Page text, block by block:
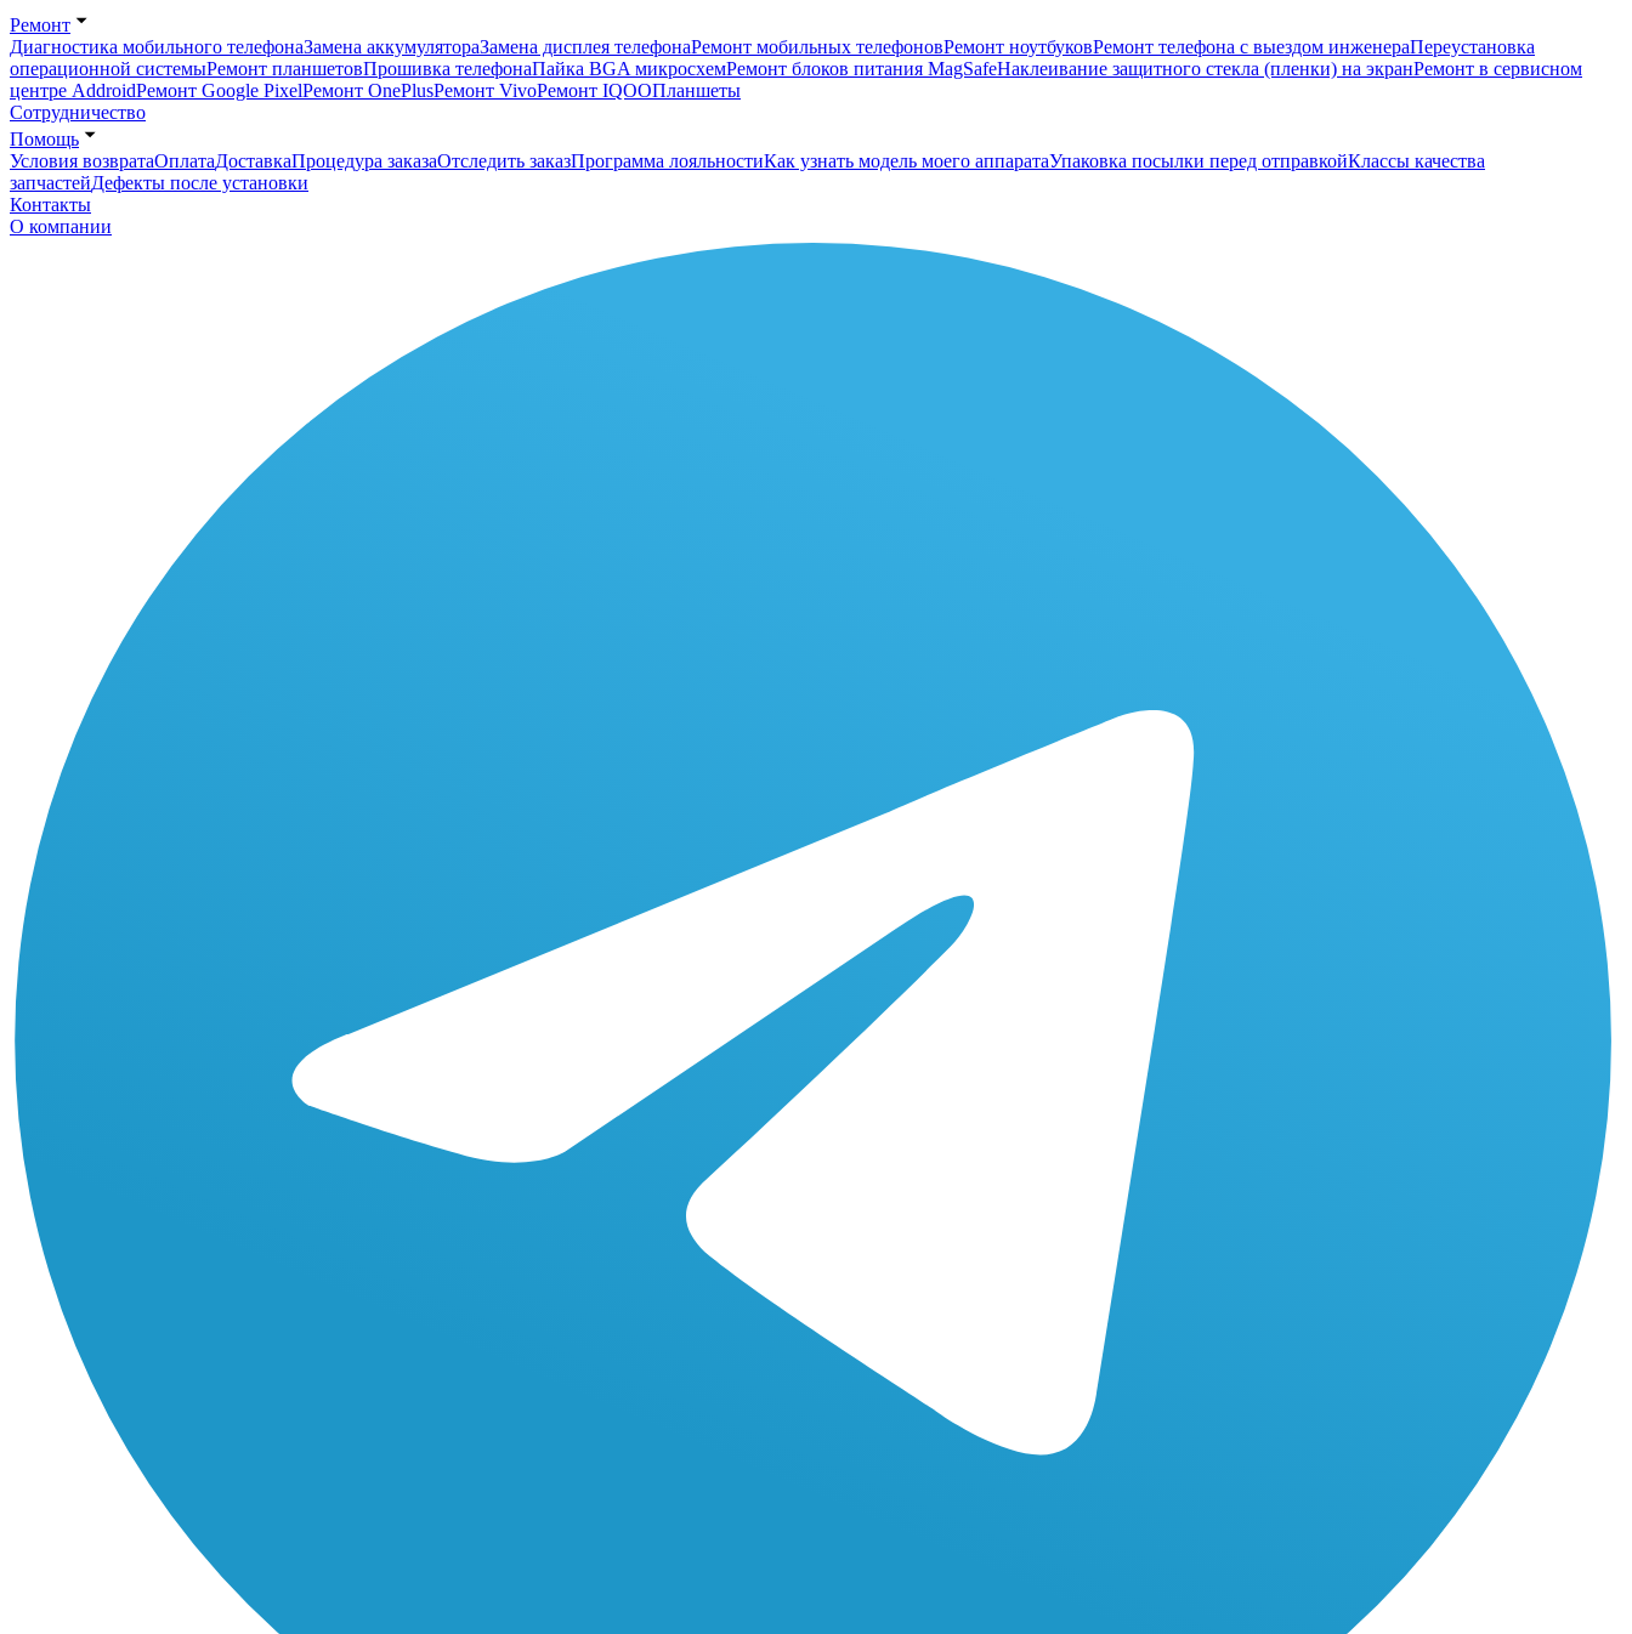
Ремонт
Диагностика мобильного телефонаЗамена аккумулятораЗамена дисплея телефонаРемонт мобильных телефоновРемонт ноутбуковРемонт телефона с выездом инженераПереустановка
операционной системыРемонт планшетовПрошивка телефонаПайка BGA микросхемРемонт блоков питания MagSafeНаклеивание защитного стекла (пленки) на экранРемонт в сервисном
центре AddroidРемонт Google PixelРемонт OnePlusРемонт VivoРемонт IQOOПланшеты
Сотрудничество
Помощь
Условия возвратаОплатаДоставкаПроцедура заказаОтследить заказПрограмма лояльностиКак узнать модель моего аппаратаУпаковка посылки перед отправкойКлассы качества
запчастейДефекты после установки
Контакты
О компании